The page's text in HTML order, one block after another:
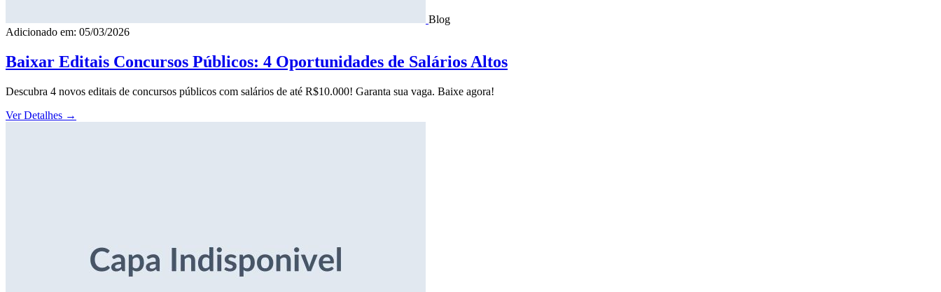
Blog
Adicionado em: 05/03/2026
Baixar Editais Concursos Públicos: 4 Oportunidades de Salários Altos
Descubra 4 novos editais de concursos públicos com salários de até R$10.000! Garanta sua vaga. Baixe agora!
Ver Detalhes →